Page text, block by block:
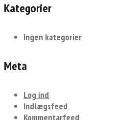
Kategorier
Ingen kategorier
Meta
Log ind
Indlægsfeed
Kommentarfeed